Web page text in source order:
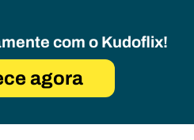
com o Kudoflix!
agora